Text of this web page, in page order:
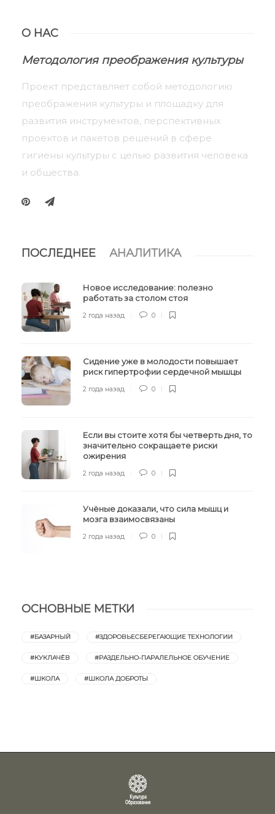
О НАС
Методология преображения культуры
Проект представляет собой методологию
преображения культуры и площадку для
развития инструментов, перспективных
проектов и пакетов решений в сфере
гигиены культуры с целью развития человека
и общества.
ПОСЛЕДНЕЕ АНАЛИТИКА
Новое исследование: полезно
работать за столом стоя
2 года назад 0
Сидение уже в молодости повышает
риск гипертрофии сердечной мышцы
2 года назад 0
Если вы стоите хотя бы четверть дня, то
значительно сокращаете риски
ожирения
2 года назад 0
Учёные доказали, что сила мышц и
мозга взаимосвязаны
2 года назад 0
ОСНОВНЫЕ МЕТКИ
#БАЗАРНЫЙ #ЗДОРОВЬЕСБЕРЕГАЮЩИЕ ТЕХНОЛОГИИ
#КУКЛАЧЁВ #РАЗДЕЛЬНО-ПАРАЛЕЛЬНОЕ ОБУЧЕНИЕ
#ШКОЛА #ШКОЛА ДОБРОТЫ